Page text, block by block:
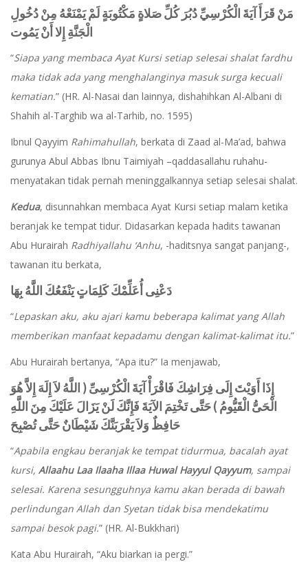
مَنْ قَرَأَ آيَةَ الْكُرْسِيِّ دُبُرَ كُلِّ صَلاةٍ مَكْتُوبَةٍ لَمْ يَمْنَعْهُ مِنْ دُخُولِ
الْجَنَّةِ إِلا أَنْ يَمُوت
“Siapa yang membaca Ayat Kursi setiap selesai shalat fardhu
maka tidak ada yang menghalanginya masuk surga kecuali
kematian.” (HR. Al-Nasai dan lainnya, dishahihkan Al-Albani di
Shahih al-Targhib wa al-Tarhib, no. 1595)
Ibnul Qayyim Rahimahullah, berkata di Zaad al-Ma’ad, bahwa
gurunya Abul Abbas Ibnu Taimiyah –qaddasallahu ruhahu-
menyatakan tidak pernah meninggalkannya setiap selesai shalat.
Kedua, disunnahkan membaca Ayat Kursi setiap malam ketika
beranjak ke tempat tidur. Didasarkan kepada hadits tawanan
Abu Hurairah Radhiyallahu ‘Anhu, -haditsnya sangat panjang-,
tawanan itu berkata,
دَعْنِى أُعَلِّمْكَ كَلِمَاتٍ يَنْفَعُكَ اللَّهُ بِهَا
“Lepaskan aku, aku ajari kamu beberapa kalimat yang Allah
memberikan manfaat kepadamu dengan kalimat-kalimat itu.”
Abu Hurairah bertanya, “Apa itu?” Ia menjawab,
إِذَا أَوَيْتَ إِلَى فِرَاشِكَ فَاقْرَأْ آيَةَ الْكُرْسِىِّ ( اللَّهُ لاَ إِلَهَ إِلاَّ هُوَ
الْحَىُّ الْقَيُّومُ ) حَتَّى تَخْتِمَ الآيَةَ فَإِنَّكَ لَنْ يَزَالَ عَلَيْكَ مِنَ اللَّهِ
حَافِظٌ وَلاَ يَقْرَبَنَّكَ شَيْطَانٌ حَتَّى تُصْبِحَ
“Apabila engkau beranjak ke tempat tidurmua, bacalah ayat
kursi, Allaahu Laa Ilaaha Illaa Huwal Hayyul Qayyum, sampai
selesai. Karena sesungguhnya kamu akan berada di bawah
perlindungan Allah dan Syetan tidak bisa mendekatimu
sampai besok pagi.” (HR. Al-Bukkhari)
Kata Abu Hurairah, “Aku biarkan ia pergi.”